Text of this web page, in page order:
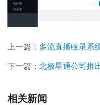
上一篇： 多流直播收录系
下一篇： 北极星通公司推
相关新闻